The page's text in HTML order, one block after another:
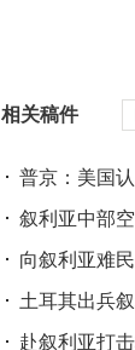
相关稿件
普京：美国
叙利亚中部
向叙利亚难
土耳其出兵
赴叙利亚打